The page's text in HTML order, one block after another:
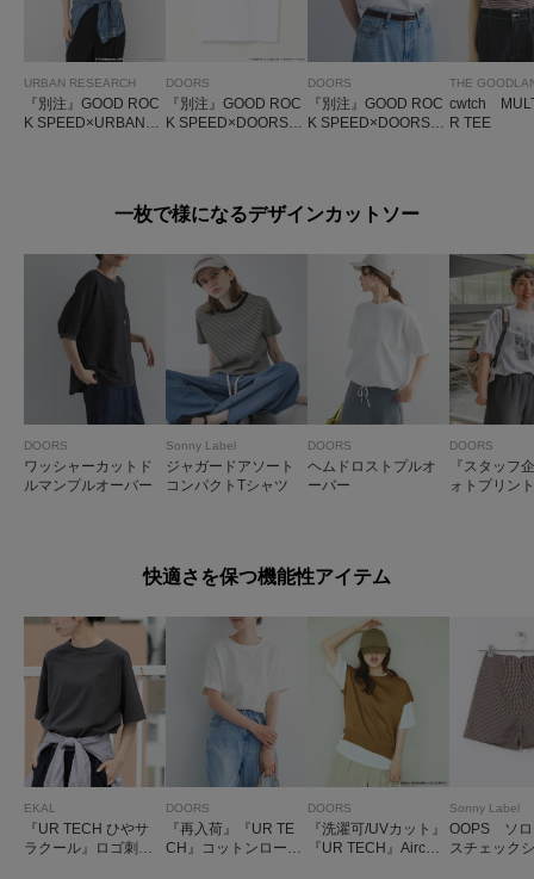
URBAN RESEARCH
『別注』GOOD ROC
K SPEED×URBAN R
DOORS
『別注』GOOD ROC
K SPEED×DOORS
DOORS
『別注』GOOD ROC
K SPEED×DOORS
cwtch
R TEE
一枚で様になるデザインカットソー
DOORS
ワッシャーカットド
ルマンプルオーバー
Sonny Label
ジャガードアソート
コンパクトTシャツ
DOORS
ヘムドロストプルオ
ーバー
DOORS
『スタッフ
ォトプリン
快適さを保つ機能性アイテム
EKAL
『UR TECH ひやサ
ラクール』ロゴ刺繍
DOORS
『再入荷』『UR TE
CH』コットンロール
DOORS
『洗濯可/UVカット』
『UR TECH』Aircar
Sonny Label
OOPS ソロ
スチェック